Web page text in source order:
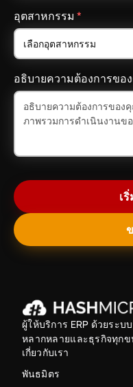
อุตสาหกรรม *
อธิบายความต้องการขอ
เ
ผู้ให้บริการ ERP ด้วยระ
หลากหลายและธุรกิจทุก
เกี่ยวกับเรา
พันธมิตร